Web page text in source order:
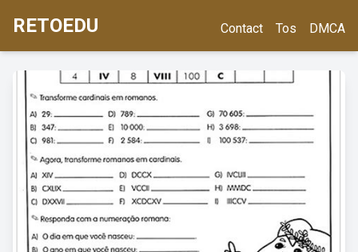
RETOEDU Contact Tos DMCA